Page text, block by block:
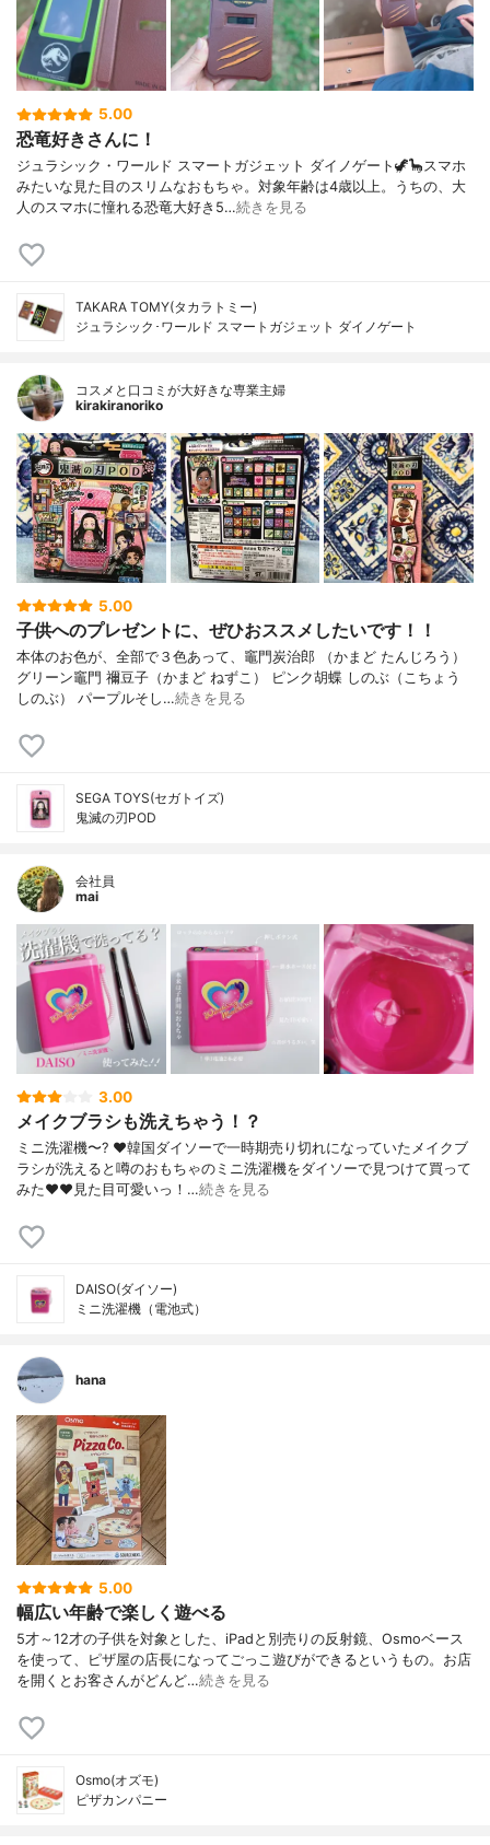
5.00
恐竜好きさんに！
ジュラシック・ワールド スマートガジェット ダイノゲート🦖🦕スマホ
みたいな見た目のスリムなおもちゃ。対象年齢は4歳以上。うちの、大
人のスマホに憧れる恐竜大好き5…続きを見る
TAKARA TOMY(タカラトミー)
ジュラシック･ワールド スマートガジェット ダイノゲート
コスメと口コミが大好きな専業主婦
kirakiranoriko
5.00
子供へのプレゼントに、ぜひおススメしたいです！！
本体のお色が、全部で３色あって、竈門炭治郎 （かまど たんじろう）
グリーン竈門 禰豆子（かまど ねずこ） ピンク胡蝶 しのぶ（こちょう
しのぶ） パープルそし…続きを見る
SEGA TOYS(セガトイズ)
鬼滅の刃POD
会社員
mai
3.00
メイクブラシも洗えちゃう！？
ミニ洗濯機〜? ♥ 韓国ダイソーで一時期売り切れになっていたメイクブ
ラシが洗えると噂のおもちゃのミニ洗濯機をダイソーで見つけて買って
みた❤️❤️見た目可愛いっ！…続きを見る
DAISO(ダイソー)
ミニ洗濯機（電池式）
hana
5.00
幅広い年齢で楽しく遊べる
5才～12才の子供を対象とした、iPadと別売りの反射鏡、Osmoベース
を使って、ピザ屋の店長になってごっこ遊びができるというもの。お店
を開くとお客さんがどんど…続きを見る
Osmo(オズモ)
ピザカンパニー